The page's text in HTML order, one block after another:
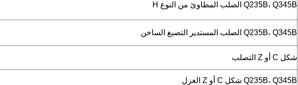
Q235B، Q345B الصلب المطاوئ من النوع H
Q235B، Q345B الصلب المستدير التصبغ الساخن
شكل C أو Z التصلب
Q235B، Q345B شكل C أو Z الغزل